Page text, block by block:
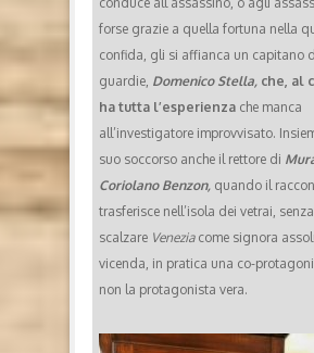
forse grazie a quella fortuna nella
confida, gli si affianca un capitano
guardie, Domenico Stella, che, al
ha tutta l’esperienza che manca
all’investigatore improvvisato.
suo soccorso anche il rettore di
Coriolano Benzon, quando il
trasferisce nell’isola dei vetrai,
scalzare Veneziacome signora
vicenda, in pratica una co-
non la protagonista vera.